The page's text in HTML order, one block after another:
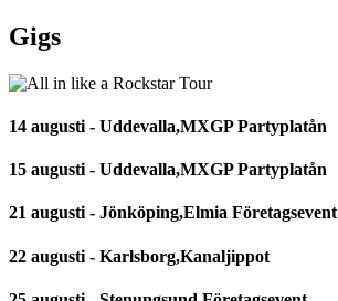
Gigs
14 augusti - Uddevalla,MXGP Partyplatån
15 augusti - Uddevalla,MXGP Partyplatån
21 augusti - Jönköping,Elmia Företagsevent
22 augusti - Karlsborg,Kanaljippot